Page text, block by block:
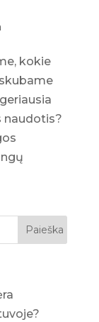
kokie
naudotis?